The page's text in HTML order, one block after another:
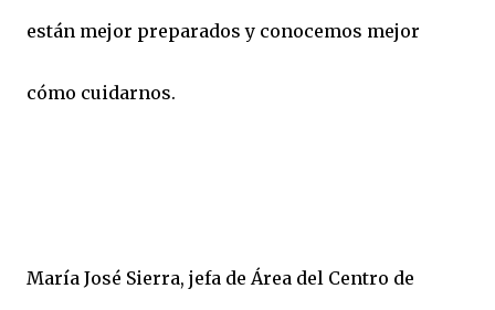
están mejor preparados y conocemos mejor
cómo cuidarnos.
María José Sierra, jefa de Área del Centro de